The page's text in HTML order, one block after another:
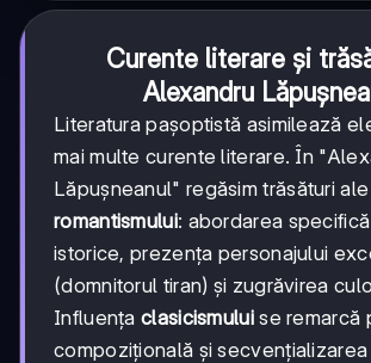
Curente literare și
Alexandru
Literatura pașoptistă asimilează
mai multe curente literare. În
Lăpușneanul" regăsim trăsături ale
romantismului: abordarea
istorice, prezența personajului
(domnitorul tiran) și zugrăvirea
Influența clasicismuluise remarcă
compozițională și